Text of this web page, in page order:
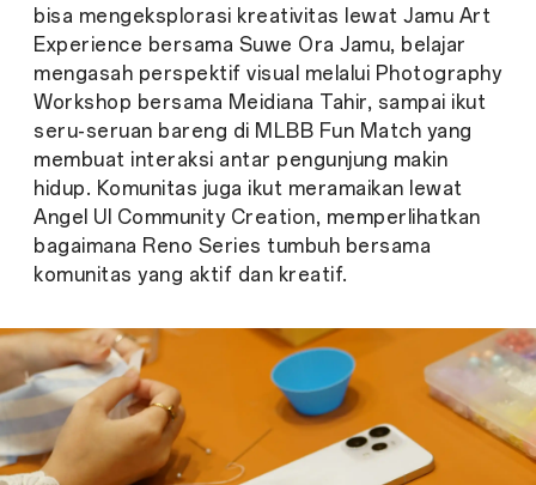
bisa mengeksplorasi kreativitas lewat Jamu Art
Experience bersama Suwe Ora Jamu, belajar
mengasah perspektif visual melalui Photography
Workshop bersama Meidiana Tahir, sampai ikut
seru-seruan bareng di MLBB Fun Match yang
membuat interaksi antar pengunjung makin
hidup. Komunitas juga ikut meramaikan lewat
Angel UI Community Creation, memperlihatkan
bagaimana Reno Series tumbuh bersama
komunitas yang aktif dan kreatif.